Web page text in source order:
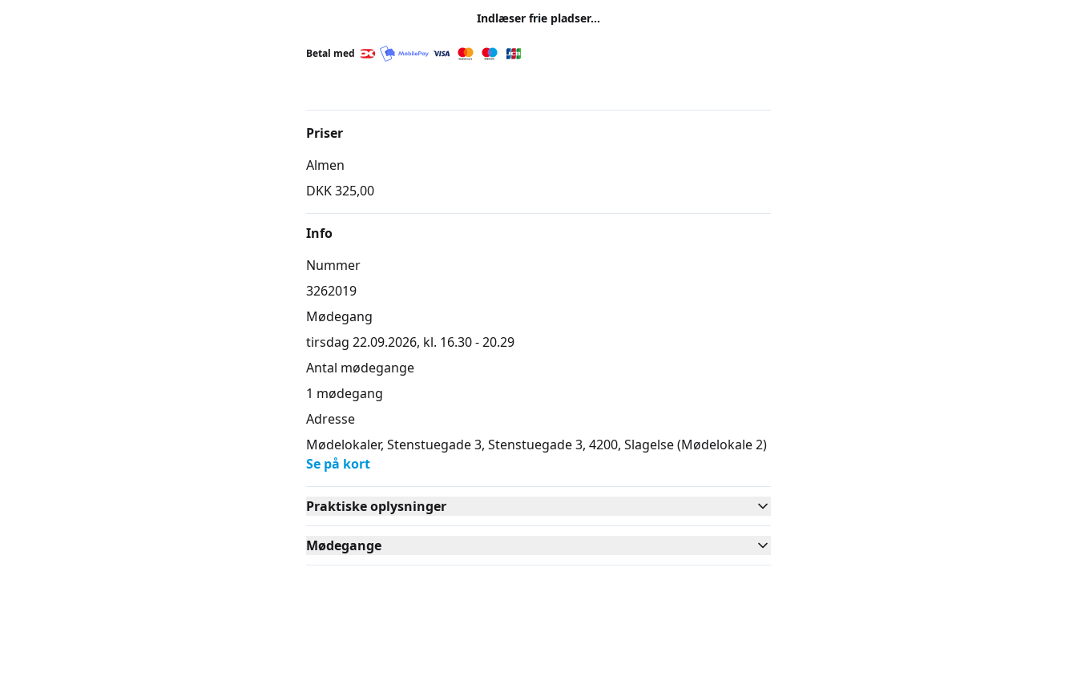
Indlæser frie pladser...
Betal med
Priser
Almen
DKK 325,00
Info
Nummer
3262019
Mødegang
tirsdag 22.09.2026, kl. 16.30 - 20.29
Antal mødegange
1 mødegang
Adresse
Mødelokaler, Stenstuegade 3, Stenstuegade 3, 4200, Slagelse(Mødelokale 2)
Se på kort
Praktiske oplysninger
Mødegange